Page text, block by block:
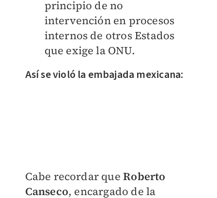
principio de no
intervención en procesos
internos de otros Estados
que exige la ONU.
Así se violó la embajada mexicana:
Cabe recordar queRoberto
Canseco, encargado de la